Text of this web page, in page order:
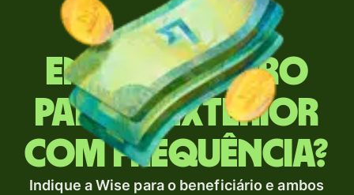
Envia dinheiro
para o exterior
com frequência?
Indique a Wise para o beneficiário e ambos